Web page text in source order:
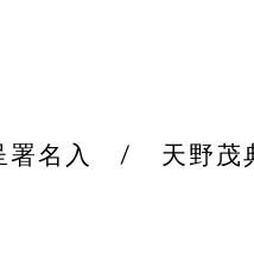
呈署名入 / 天野